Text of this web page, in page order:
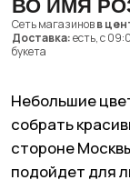
ГОРОДСКОЙ
Метро
Доставка:есть, с 10:00
и по индивидуальному